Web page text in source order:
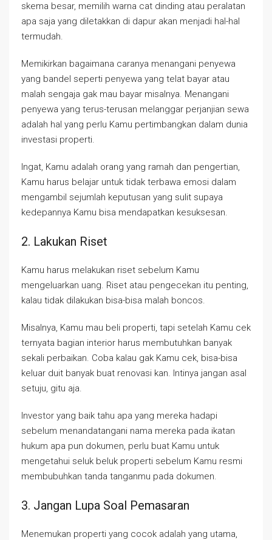
skema besar, memilih warna cat dinding atau peralatan
apa saja yang diletakkan di dapur akan menjadi hal-hal
termudah.
Memikirkan bagaimana caranya menangani penyewa
yang bandel seperti penyewa yang telat bayar atau
malah sengaja gak mau bayar misalnya. Menangani
penyewa yang terus-terusan melanggar perjanjian sewa
adalah hal yang perlu Kamu pertimbangkan dalam dunia
investasi properti.
Ingat, Kamu adalah orang yang ramah dan pengertian,
Kamu harus belajar untuk tidak terbawa emosi dalam
mengambil sejumlah keputusan yang sulit supaya
kedepannya Kamu bisa mendapatkan kesuksesan.
2. Lakukan Riset
Kamu harus melakukan riset sebelum Kamu
mengeluarkan uang. Riset atau pengecekan itu penting,
kalau tidak dilakukan bisa-bisa malah boncos.
Misalnya, Kamu mau beli properti, tapi setelah Kamu cek
ternyata bagian interior harus membutuhkan banyak
sekali perbaikan. Coba kalau gak Kamu cek, bisa-bisa
keluar duit banyak buat renovasi kan. Intinya jangan asal
setuju, gitu aja.
Investor yang baik tahu apa yang mereka hadapi
sebelum menandatangani nama mereka pada ikatan
hukum apa pun dokumen, perlu buat Kamu untuk
mengetahui seluk beluk properti sebelum Kamu resmi
membubuhkan tanda tanganmu pada dokumen.
3. Jangan Lupa Soal Pemasaran
Menemukan properti yang cocok adalah yang utama,